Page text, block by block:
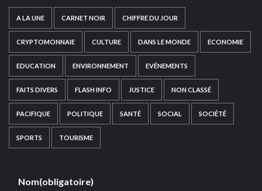
A LA UNE CARNET NOIR CHIFFRE DU JOUR
CRYPTOMONNAIE CULTURE DANS LE MONDE ECONOMIE
EDUCATION ENVIRONNEMENT EVÉNEMENTS
FAITS DIVERS FLASH INFO JUSTICE NON CLASSÉ
PACIFIQUE POLITIQUE SANTÉ SOCIAL SOCIÉTÉ
SPORTS TOURISME
Nom(obligatoire)